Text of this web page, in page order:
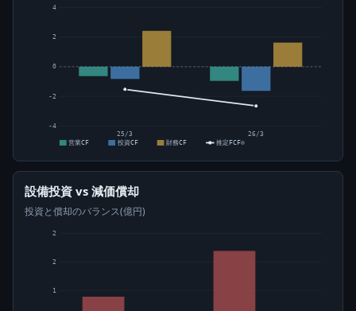
-4
-2
0
2
4
25/3
26/3
営業CF
投資CF 財務CF 推定FCF⊙
設備投資 vs 減価償却
投資と償却のバランス(億円)
1
2
2